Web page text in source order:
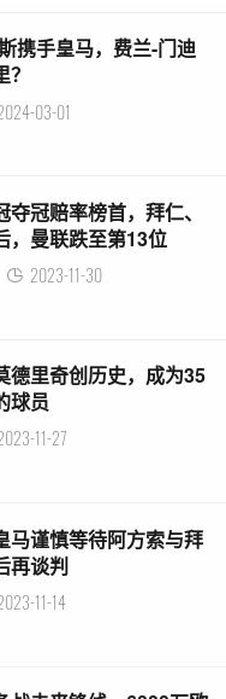
携手皇马，费兰-门迪
03-01
冠赔率榜首，拜仁、
，曼联跌至第13位
2023-11-30
德里奇创历史，成为35
球员
11-27
马谨慎等待阿方索与拜
再谈判
11-14